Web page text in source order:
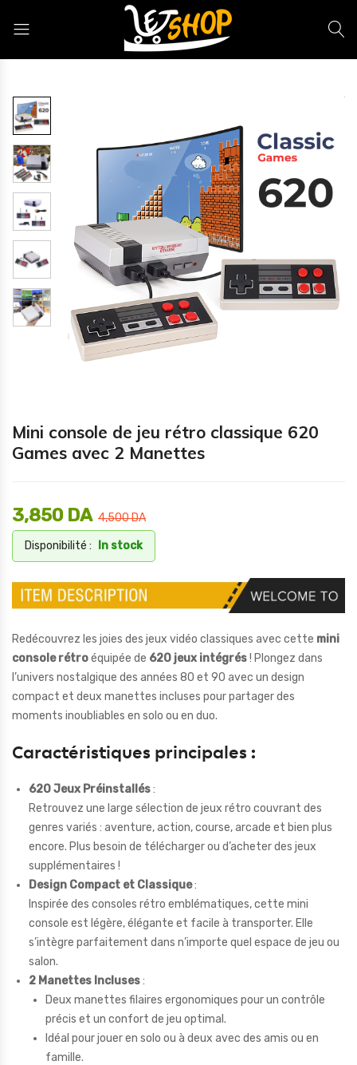
Mini console de jeu rétro classique 620
Games avec 2 Manettes
4,500DA
3,850 DA
Disponibilité : In stock
Redécouvrez les joies des jeux vidéo classiques avec cette mini
console rétroéquipée de 620 jeux intégrés! Plongez dans
l’univers nostalgique des années 80 et 90 avec un design
compact et deux manettes incluses pour partager des
moments inoubliables en solo ou en duo.
Caractéristiques principales :
620 Jeux Préinstallés:
Retrouvez une large sélection de jeux rétro couvrant des
genres variés : aventure, action, course, arcade et bien plus
encore. Plus besoin de télécharger ou d’acheter des jeux
supplémentaires !
Design Compact et Classique:
Inspirée des consoles rétro emblématiques, cette mini
console est légère, élégante et facile à transporter. Elle
s’intègre parfaitement dans n’importe quel espace de jeu ou
salon.
2 Manettes Incluses:
Deux manettes filaires ergonomiques pour un contrôle
précis et un confort de jeu optimal.
Idéal pour jouer en solo ou à deux avec des amis ou en
famille.